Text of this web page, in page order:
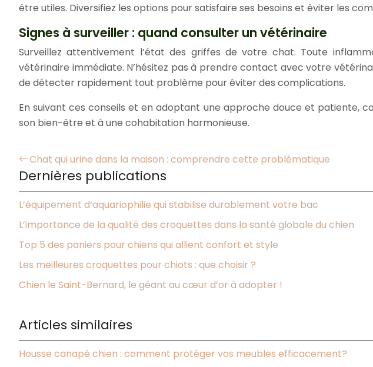
être utiles. Diversifiez les options pour satisfaire ses besoins et éviter les
Signes à surveiller : quand consulter un vétérinaire
Surveillez attentivement l’état des griffes de votre chat. Toute
vétérinaire immédiate. N’hésitez pas à prendre contact avec votre
de détecter rapidement tout problème pour éviter des complications.
En suivant ces conseils et en adoptant une approche douce et patiente,
son bien-être et à une cohabitation harmonieuse.
Chat qui urine dans la maison : comprendre cette problématique
Dernières publications
L’équipement d’aquariophilie qui stabilise durablement votre bac
L’importance de la qualité des croquettes dans la santé globale du chien
Top 5 des paniers pour chiens qui allient confort et style
Les meilleures croquettes pour chiots : que choisir ?
Chien le Saint-Bernard, le géant au cœur d’or à adopter !
Articles similaires
Housse canapé chien : comment protéger vos meubles efficacement?